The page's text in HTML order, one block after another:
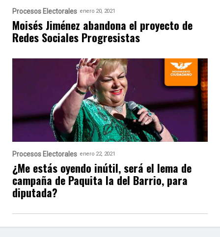
Procesos Electorales enero 20, 2021
Moisés Jiménez abandona el proyecto de
Redes Sociales Progresistas
Procesos Electorales enero 22, 2021
¿Me estás oyendo inútil, será el lema de
campaña de Paquita la del Barrio, para
diputada?